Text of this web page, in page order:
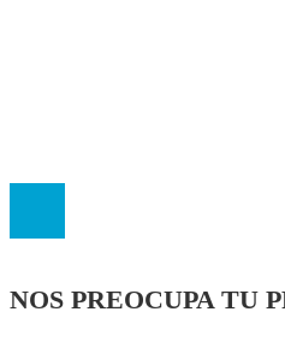
NOS PREOCUPA TU